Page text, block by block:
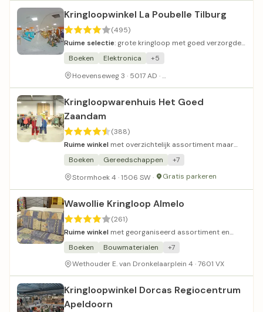
Kringloopwinkel La Poubelle Tilburg
(495)
Ruime selectie: grote kringloop met goed verzorgde
tweedehands spullen en betaalbare meubels.
Boeken Elektronica
+5
Hoevenseweg 3 · 5017 AD ·
Kringloopwarenhuis Het Goed
Zaandam
(388)
Ruime winkel met overzichtelijk assortiment maar
aan de prijzige kant.
Boeken Gereedschappen
+7
Stormhoek 4 · 1506 SW ·
Gratis parkeren
Wawollie Kringloop Almelo
(261)
Ruime winkel met georganiseerd assortiment en
betaalbare prijzen.
Boeken Bouwmaterialen
+7
Wethouder E. van Dronkelaarplein 4 · 7601 VX
Kringloopwinkel Dorcas Regiocentrum
Apeldoorn